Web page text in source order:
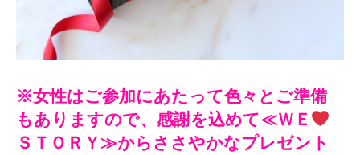
※女性はご参加にあたって色々とご準備
もありますので、感謝を込めて≪ＷＥ
ＳＴＯＲＹ≫からささやかなプレゼント